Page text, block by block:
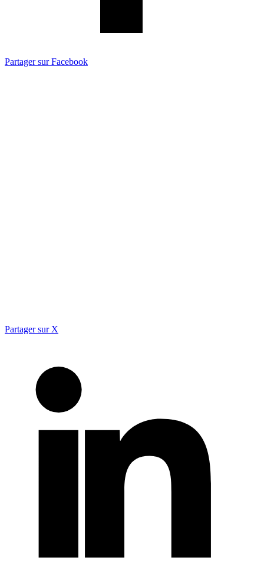
Partager sur Facebook
Partager sur X